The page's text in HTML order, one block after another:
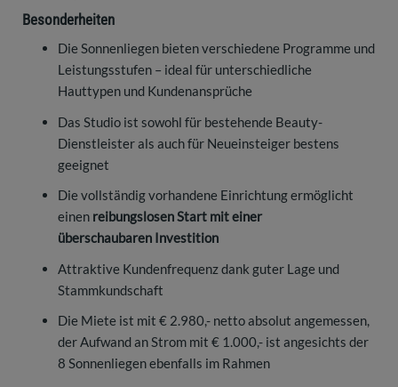
Besonderheiten
Die Sonnenliegen bieten verschiedene Programme und
Leistungsstufen – ideal für unterschiedliche
Hauttypen und Kundenansprüche
Das Studio ist sowohl für bestehende Beauty-
Dienstleister als auch für Neueinsteiger bestens
geeignet
Die vollständig vorhandene Einrichtung ermöglicht
einen reibungslosen Start mit einer
überschaubaren Investition
Attraktive Kundenfrequenz dank guter Lage und
Stammkundschaft
Die Miete ist mit € 2.980,- netto absolut angemessen,
der Aufwand an Strom mit € 1.000,- ist angesichts der
8 Sonnenliegen ebenfalls im Rahmen